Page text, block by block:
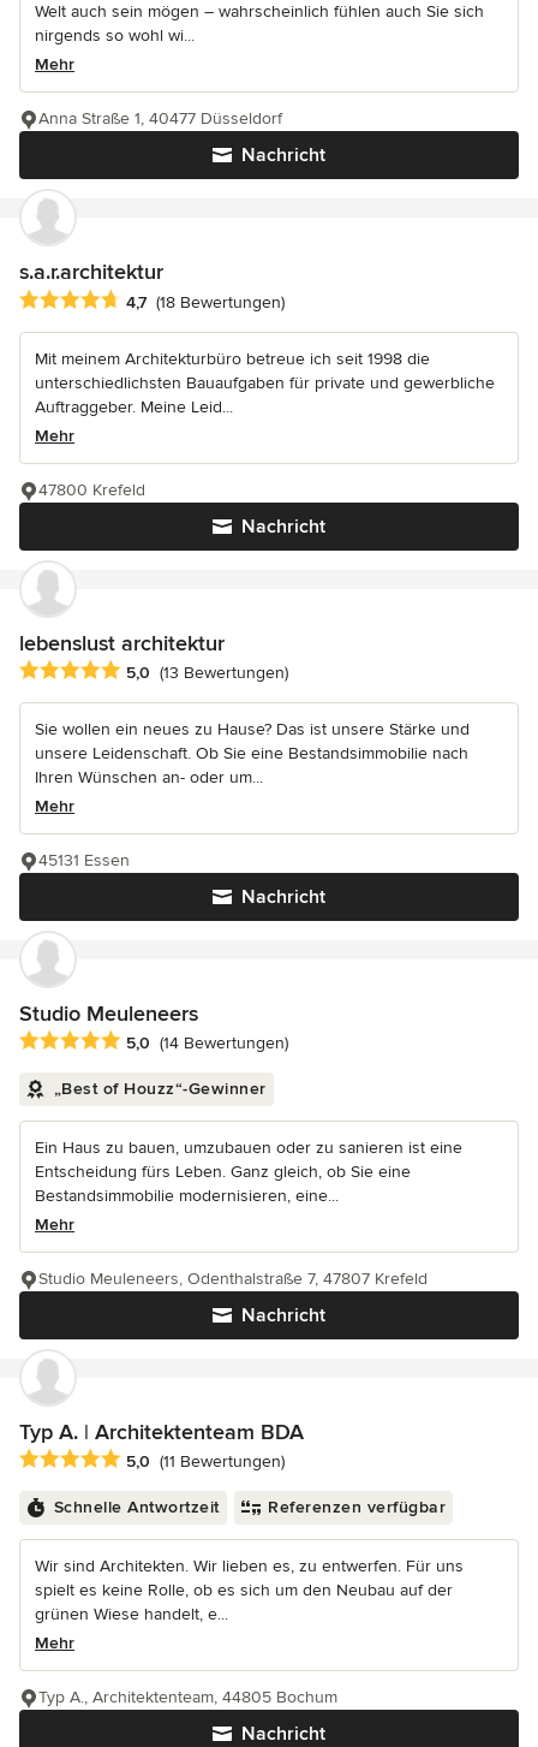
Welt auch sein mögen – wahrscheinlich fühlen auch Sie sich
nirgends so wohl wi...
Mehr
Nachricht
Anna Straße 1, 40477 Düsseldorf
s.a.r.architektur
Durchschnittliche Bewertung: 4.7 von 5 Sternen
4,7 (18 Bewertungen)
Mit meinem Architekturbüro betreue ich seit 1998 die
unterschiedlichsten Bauaufgaben für private und gewerbliche
Auftraggeber. Meine Leid...
Mehr
Nachricht
47800 Krefeld
lebenslust architektur
Durchschnittliche Bewertung: 5 von 5 Sternen
5,0 (13 Bewertungen)
Sie wollen ein neues zu Hause? Das ist unsere Stärke und
unsere Leidenschaft. Ob Sie eine Bestandsimmobilie nach
Ihren Wünschen an- oder um...
Mehr
Nachricht
45131 Essen
Studio Meuleneers
Durchschnittliche Bewertung: 5 von 5 Sternen
5,0 (14 Bewertungen)
„Best of Houzz“-Gewinner
Ein Haus zu bauen, umzubauen oder zu sanieren ist eine
Entscheidung fürs Leben. Ganz gleich, ob Sie eine
Bestandsimmobilie modernisieren, eine...
Mehr
Nachricht
Studio Meuleneers, Odenthalstraße 7, 47807 Krefeld
Typ A. | Architektenteam BDA
Durchschnittliche Bewertung: 5 von 5 Sternen
5,0 (11 Bewertungen)
Schnelle Antwortzeit Referenzen verfügbar
Wir sind Architekten. Wir lieben es, zu entwerfen. Für uns
spielt es keine Rolle, ob es sich um den Neubau auf der
grünen Wiese handelt, e...
Mehr
Nachricht
Typ A., Architektenteam, 44805 Bochum